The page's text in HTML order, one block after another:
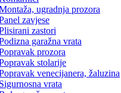
ugradnja prozora
zavjese
zastori
garažna vrata
prozora
stolarije
venecijanera, žaluzina
Sigurnosna vrata